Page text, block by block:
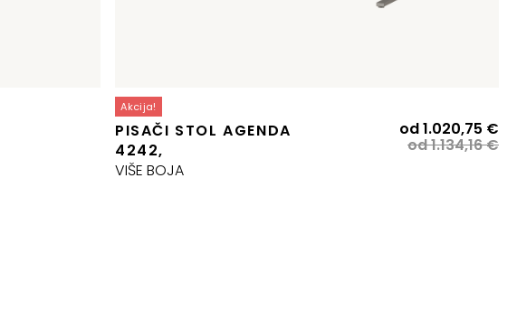
Akcija!
PISAČI STOL AGENDA
4242,
VIŠE BOJA
od1.134,16€
od1.020,75 €